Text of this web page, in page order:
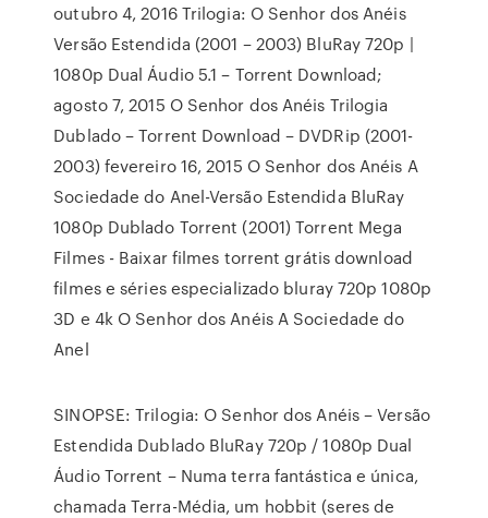
outubro 4, 2016 Trilogia: O Senhor dos Anéis
Versão Estendida (2001 – 2003) BluRay 720p |
1080p Dual Áudio 5.1 – Torrent Download;
agosto 7, 2015 O Senhor dos Anéis Trilogia
Dublado – Torrent Download – DVDRip (2001-
2003) fevereiro 16, 2015 O Senhor dos Anéis A
Sociedade do Anel-Versão Estendida BluRay
1080p Dublado Torrent (2001) Torrent Mega
Filmes - Baixar filmes torrent grátis download
filmes e séries especializado bluray 720p 1080p
3D e 4k O Senhor dos Anéis A Sociedade do
Anel
SINOPSE: Trilogia: O Senhor dos Anéis – Versão
Estendida Dublado BluRay 720p / 1080p Dual
Áudio Torrent – Numa terra fantástica e única,
chamada Terra-Média, um hobbit (seres de